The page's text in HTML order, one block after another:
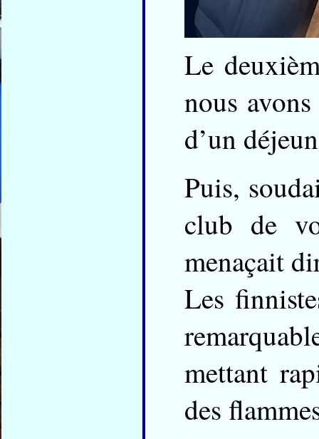
Le
nous
d’un
Puis,
club de
menaçait
Les
mettant
des